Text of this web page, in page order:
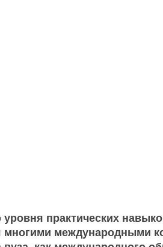
практических
многими международными